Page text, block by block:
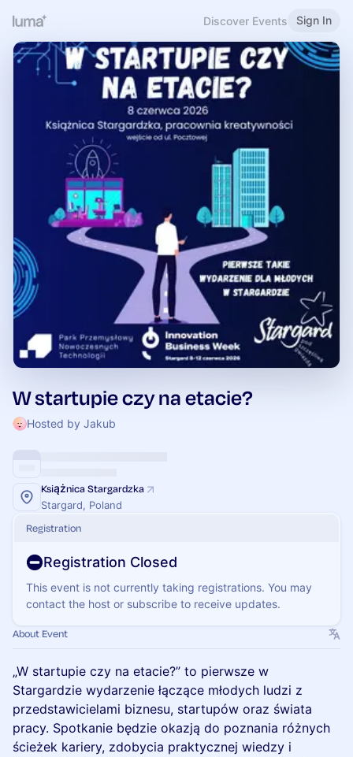
Discover Events Sign In
W startupie czy na etacie?
Hosted by Jakub
Książnica Stargardzka
Stargard, Poland
Registration
Registration Closed
This event is not currently taking registrations. You may
contact the host or subscribe to receive updates.
About Event
„W startupie czy na etacie?” to pierwsze w
Stargardzie wydarzenie łączące młodych ludzi z
przedstawicielami biznesu, startupów oraz świata
pracy. Spotkanie będzie okazją do poznania różnych
ścieżek kariery, zdobycia praktycznej wiedzy i